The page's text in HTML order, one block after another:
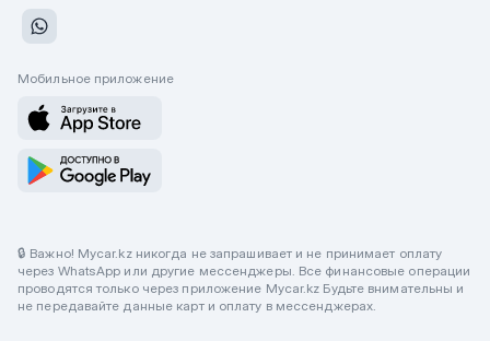
Мобильное приложение
🔒 Важно! Mycar.kz никогда не запрашивает и не принимает оплату
через WhatsApp или другие мессенджеры. Все финансовые операции
проводятся только через приложение Mycar.kz Будьте внимательны и
не передавайте данные карт и оплату в мессенджерах.